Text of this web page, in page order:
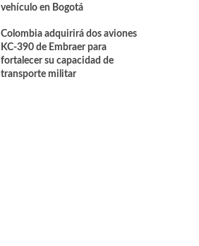
vehículo en Bogotá
Colombia adquirirá dos aviones
KC-390 de Embraer para
fortalecer su capacidad de
transporte militar